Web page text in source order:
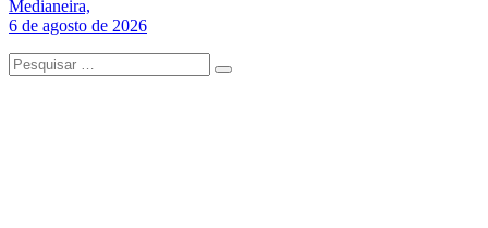
Medianeira,
6 de agosto de 2026